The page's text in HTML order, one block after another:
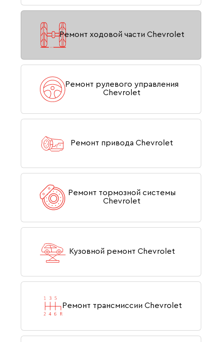
Ремонт ходовой части Chevrolet
Ремонт рулевого управления
Chevrolet
Ремонт привода Chevrolet
Ремонт тормозной системы
Chevrolet
Кузовной ремонт Chevrolet
Ремонт трансмиссии Chevrolet